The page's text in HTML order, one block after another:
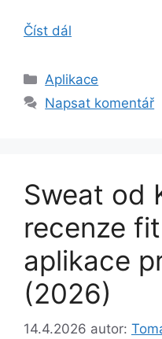
Číst dál
Rubriky
Aplikace
Napsat komentář
Sweat od
recenze
aplikace
(2026)
14.4.2026 autor: